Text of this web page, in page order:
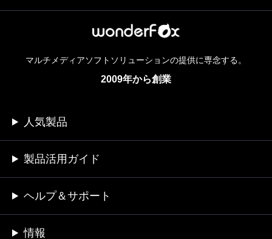
マルチメディアソフトソリューションの提供に専念する。
2009年から創業
人気製品
製品活用ガイド
ヘルプ＆サポート
情報